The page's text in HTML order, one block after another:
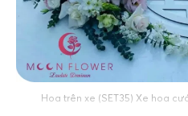
Hoa trên xe (SET35) Xe hoa